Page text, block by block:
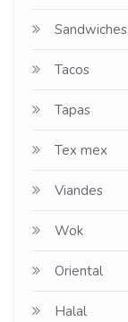
Sandwiches
Tacos
Tapas
Tex mex
Viandes
Wok
Oriental
Halal